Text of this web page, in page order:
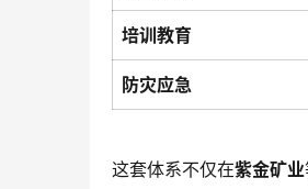
培训教育
防灾应急
这套体系不仅在紫金矿业